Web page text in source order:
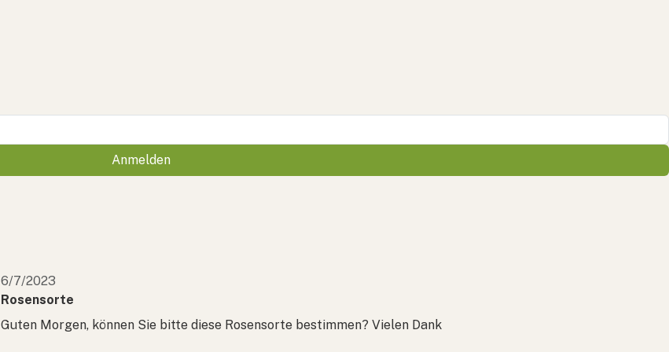
Anmelden
6/7/2023
Rosensorte
Guten Morgen, können Sie bitte diese Rosensorte bestimmen? Vielen Dank